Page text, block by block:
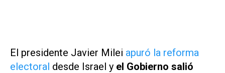
El presidente Javier Milei apuró la reforma
electoral desde Israel y el Gobierno salió